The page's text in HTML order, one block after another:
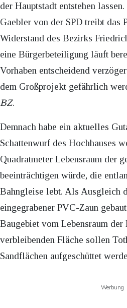
der Hauptstadt entstehen
Gaebler von der SPD treibt das
Widerstand des Bezirks
eine Bürgerbeteiligung läuft
Vorhaben entscheidend
dem Großprojekt gefährlich
BZ.
Demnach habe ein aktuelles
Schattenwurf des Hochhauses
Quadratmeter Lebensraum der
beeinträchtigen würde, die
Bahngleise lebt. Als Ausgleich
eingegrabener PVC-Zaun
Baugebiet vom Lebensraum
verbleibenden Fläche sollen
Sandflächen aufgeschüttet
Werbung